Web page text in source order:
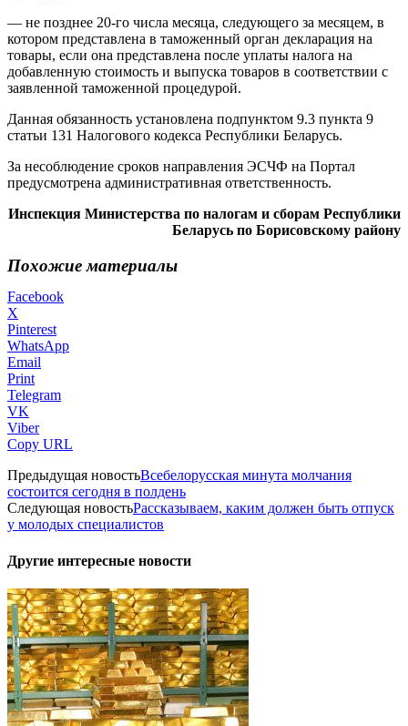
— не позднее 20-го числа месяца, следующего за месяцем, в
котором представлена в таможенный орган декларация на
товары, если она представлена после уплаты налога на
добавленную стоимость и выпуска товаров в соответствии с
заявленной таможенной процедурой.
Данная обязанность установлена подпунктом 9.3 пункта 9
статьи 131 Налогового кодекса Республики Беларусь.
За несоблюдение сроков направления ЭСЧФ на Портал
предусмотрена административная ответственность.
Инспекция Министерства по налогам и сборам Республики
Беларусь по Борисовскому району
Похожие материалы
Facebook
X
Pinterest
WhatsApp
Email
Print
Telegram
VK
Viber
Copy URL
Предыдущая новостьВсебелорусская минута молчания
состоится сегодня в полдень
Следующая новостьРассказываем, каким должен быть отпуск
у молодых специалистов
Другие интересные новости